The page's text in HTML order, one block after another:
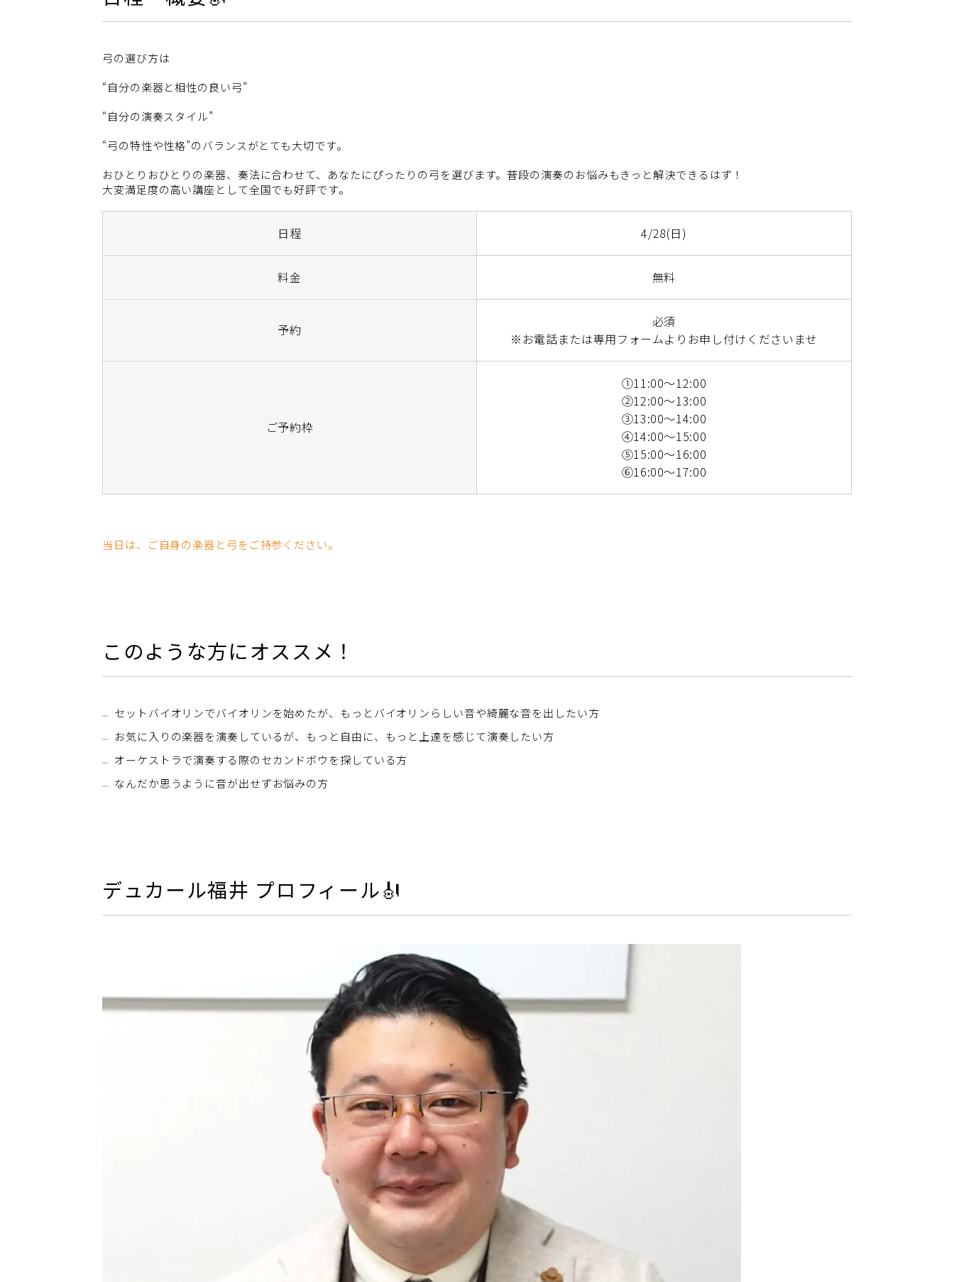
弓の選び方は
“自分の楽器と相性の良い弓”
“自分の演奏スタイル”
“弓の特性や性格”のバランスがとても大切です。
おひとりおひとりの楽器、奏法に合わせて、あなたにぴったりの弓を選びます。普段の演奏のお悩みもきっと解決できるはず！
大変満足度の高い講座として全国でも好評です。
日程 4/28(日)
料金 無料
予約
必須
※お電話または専用フォームよりお申し付けくださいませ
ご予約枠
①11:00～12:00
②12:00～13:00
③13:00～14:00
④14:00～15:00
⑤15:00～16:00
⑥16:00～17:00
当日は、ご自身の楽器と弓をご持参ください。
このような方にオススメ！
セットバイオリンでバイオリンを始めたが、もっとバイオリンらしい音や綺麗な音を出したい方
お気に入りの楽器を演奏しているが、もっと自由に、もっと上達を感じて演奏したい方
オーケストラで演奏する際のセカンドボウを探している方
なんだか思うように音が出せずお悩みの方
デュカール福井 プロフィール🎻